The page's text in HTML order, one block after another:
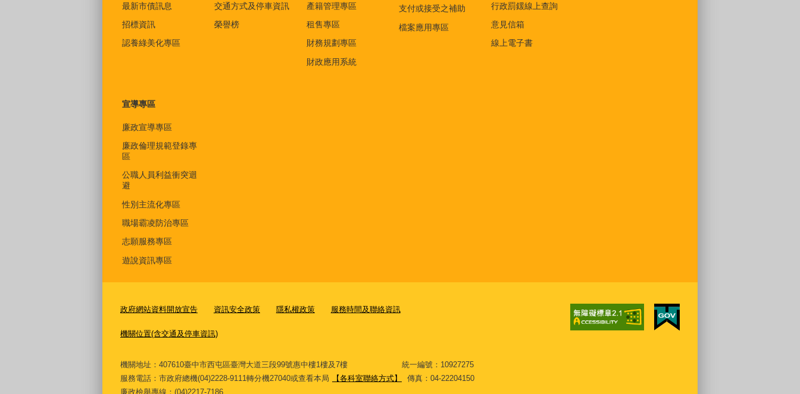
最新市債訊息
招標資訊
認養綠美化專區
交通方式及停車資訊
榮譽榜
產籍管理專區
租售專區
財務規劃專區
財政應用系統
支付或接受之補助
檔案應用專區
行政罰鍰線上查詢
意見信箱
線上電子書
宣導專區
廉政宣導專區
廉政倫理規範登錄專
區
公職人員利益衝突迴
避
性別主流化專區
職場霸凌防治專區
志願服務專區
遊說資訊專區
政府網站資料開放宣告 資訊安全政策 隱私權政策 服務時間及聯絡資訊
機關位置(含交通及停車資訊)
機關地址：407610臺中市西屯區臺灣大道三段99號惠中樓1樓及7樓 統一編號：10927275
服務電話 ：市政府總機(04)2228-9111轉分機27040或查看本局 【各科室聯絡方式】
傳真：04-22204150
廉政檢舉專線：(04)2217-7186